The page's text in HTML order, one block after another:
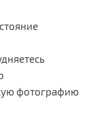
фотографию